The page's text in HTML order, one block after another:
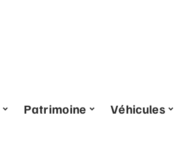
Patrimoine
Véhicules